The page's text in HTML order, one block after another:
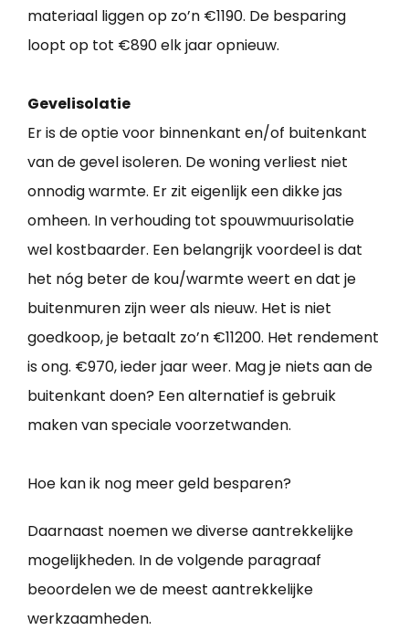
materiaal liggen op zo’n €1190. De besparing
loopt op tot €890 elk jaar opnieuw.
Gevelisolatie
Er is de optie voor binnenkant en/of buitenkant
van de gevel isoleren. De woning verliest niet
onnodig warmte. Er zit eigenlijk een dikke jas
omheen. In verhouding tot spouwmuurisolatie
wel kostbaarder. Een belangrijk voordeel is dat
het nóg beter de kou/warmte weert en dat je
buitenmuren zijn weer als nieuw. Het is niet
goedkoop, je betaalt zo’n €11200. Het rendement
is ong. €970, ieder jaar weer. Mag je niets aan de
buitenkant doen? Een alternatief is gebruik
maken van speciale voorzetwanden.
Hoe kan ik nog meer geld besparen?
Daarnaast noemen we diverse aantrekkelijke
mogelijkheden. In de volgende paragraaf
beoordelen we de meest aantrekkelijke
werkzaamheden.